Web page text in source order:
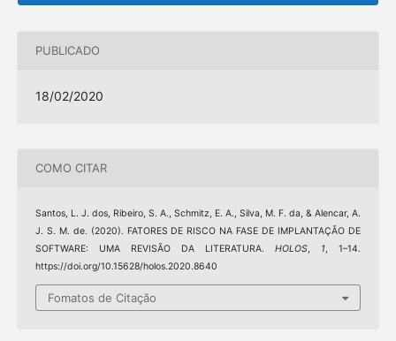
PUBLICADO
18/02/2020
COMO CITAR
Santos, L. J. dos, Ribeiro, S. A., Schmitz, E. A., Silva, M. F. da, & Alencar, A.
J. S. M. de. (2020). FATORES DE RISCO NA FASE DE IMPLANTAÇÃO DE
SOFTWARE: UMA REVISÃO DA LITERATURA.HOLOS, 1, 1–14.
https://doi.org/10.15628/holos.2020.8640
Fomatos de Citação